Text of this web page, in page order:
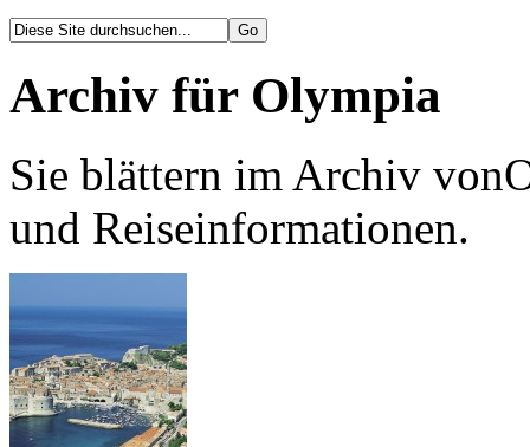
Archiv für Olympia
Sie blättern im Archiv
und Reiseinformationen.